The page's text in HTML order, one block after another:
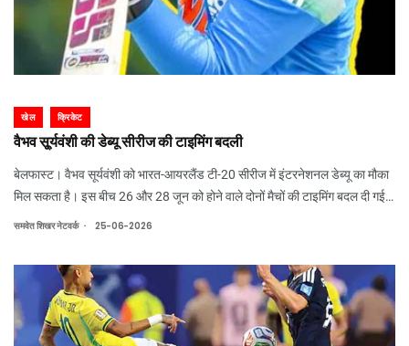
खेल क्रिकेट
वैभव सू्र्यवंशी की डेब्यू सीरीज की टाइमिंग बदली
बेलफास्ट। वैभव सूर्यवंशी को भारत-आयरलैंड टी-20 सीरीज में इंटरनेशनल डेब्यू का मौका
मिल सकता है। इस बीच 26 और 28 जून को होने वाले दोनों मैचों की टाइमिंग बदल दी गई
है। दोनों मुकाबले शाम 7 बजे की बजाय एक घंटा पहले 6 बजे से शुरु होंगे। आयरलैंड
समवेत शिखर नेटवर्क . 25-06-2026